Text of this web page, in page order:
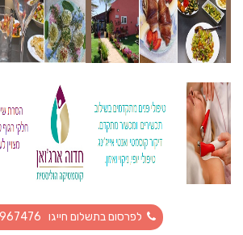
לפרסום בתשלום חייגו 077-9967476